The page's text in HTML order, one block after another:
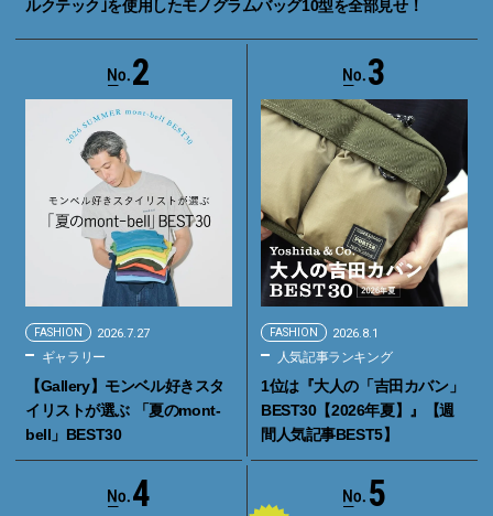
ルクテック｣を使用したモノグラムバッグ10型を全部見せ！
2
FASHION 2026.7.27
ギャラリー
【Gallery】モンベル好きスタ
イリストが選ぶ 「夏のmont-
bell」BEST30
3
FASHION 2026.8.1
人気記事ランキング
1位は『大人の「吉田カバン」
BEST30【2026年夏】』【週
間人気記事BEST5】
4 5